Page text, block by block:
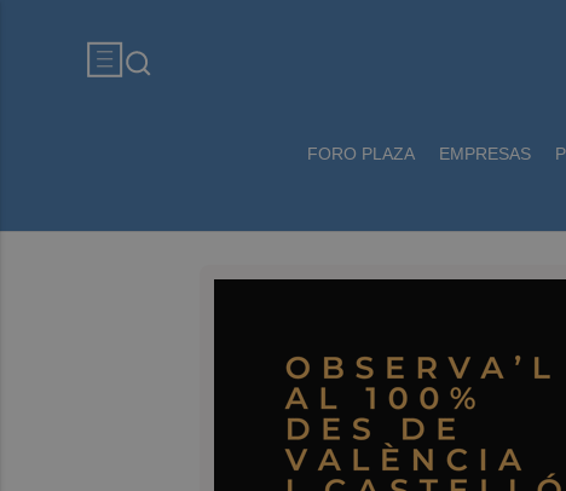
FORO PLAZA EMPRESAS